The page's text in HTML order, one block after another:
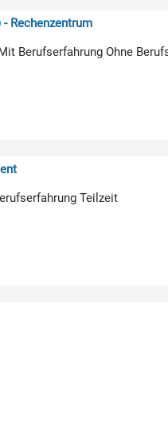
Rechenzentrum
Berufserfahrung Ohne
Teilzeit